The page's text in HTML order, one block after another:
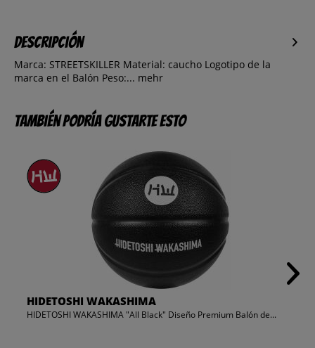
Descripción
Marca: STREETSKILLER Material: caucho Logotipo de la
marca en el Balón Peso:... mehr
También podría gustarte esto
HIDETOSHI WAKASHIMA
HIDETOSHI WAKASHIMA "All Black" Diseño Premium Balón de...